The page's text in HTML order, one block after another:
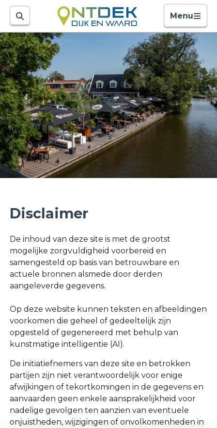
Menu
Disclaimer
De inhoud van deze site is met de grootst
mogelijke zorgvuldigheid voorbereid en
samengesteld op basis van betrouwbare en
actuele bronnen alsmede door derden
aangeleverde gegevens.
Op deze website kunnen teksten en afbeeldingen
voorkomen die geheel of gedeeltelijk zijn
opgesteld of gegenereerd met behulp van
kunstmatige intelligentie (AI).
De initiatiefnemers van deze site en betrokken
partijen zijn niet verantwoordelijk voor enige
afwijkingen of tekortkomingen in de gegevens en
aanvaarden geen enkele aansprakelijkheid voor
nadelige gevolgen ten aanzien van eventuele
onjuistheden, wijzigingen of onvolkomenheden in